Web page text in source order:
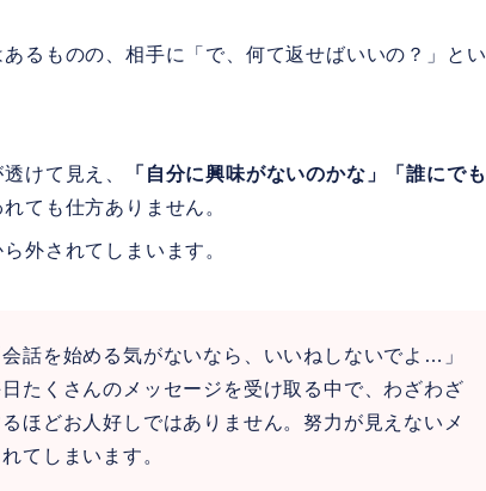
るものの、相手に「で、何て返せばいいの？」とい
けて見え、
「自分に興味がないのかな」「誰にでも
れても仕方ありません。
外されてしまいます。
話を始める気がないなら、いいねしないでよ…」
たくさんのメッセージを受け取る中で、わざわざ
ほどお人好しではありません。努力が見えないメ
てしまいます。